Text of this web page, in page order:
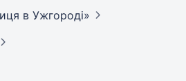
в Ужгороді»